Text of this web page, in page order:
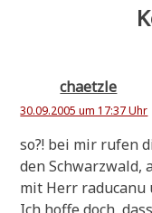
chaetzle
30.09.2005 um 17:37 Uhr
so?! bei mir rufen
den Schwarz­wald,
mit Herr radu­ca­nu